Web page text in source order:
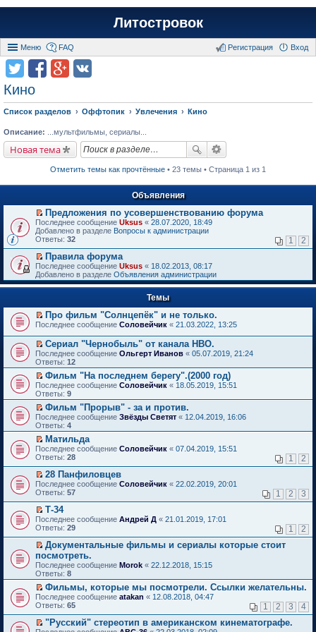
Литостровок
Меню FAQ Вход
Регистрация
Кино
Список разделов Оффтопик Увлечения Кино
Описание: ...мультфильмы, сериалы...
Новая тема
Отметить темы как прочтённые • 23 темы • Страница 1 из 1
Объявления
П
е
р
й
т
и
к
п
в
о
м
у
н
е
п
р
о
ч
и
т
а
н
н
о
м
у
с
о
о
б
е
н
и
ю
Предложения по усовершенствованию форума
Последнее сообщение Uksus « 28.07.2020, 18:49
Добавлено в разделе Вопросы к администрации
Ответы: 32 1 2
П
е
р
е
т
и
к
е
р
в
о
м
у
н
е
п
р
о
ч
и
т
а
н
н
о
м
у
с
о
о
щ
е
н
и
ю
Правила форума
Последнее сообщение Uksus « 18.02.2013, 08:17
Добавлено в разделе Объявления администрации
Темы
П
р
е
й
т
и
п
е
р
в
о
м
у
н
е
п
р
о
ч
и
т
а
н
о
м
у
с
о
о
щ
е
н
Про фильм "Солнцепёк" и не только.
Последнее сообщение Соловейчик « 21.03.2022, 13:25
П
е
р
е
й
т
и
к
п
е
р
в
о
м
у
н
е
п
р
ч
и
т
а
н
н
о
м
у
с
о
о
б
щ
Сериал "Чернобыль" от канала HBO.
Последнее сообщение Ольгерт Иванов « 05.07.2019, 21:24
Ответы: 12
П
е
р
е
й
т
и
к
п
е
р
в
о
м
у
н
е
п
р
о
ч
и
т
а
н
н
о
у
Фильм "На последнем берегу".(2000 год)
Последнее сообщение Соловейчик « 18.05.2019, 15:51
Ответы: 9
П
е
р
е
й
т
и
к
п
е
в
о
м
у
н
е
п
р
о
ч
и
т
а
н
Фильм "Прорыв" - за и против.
Последнее сообщение Звёзды Светят « 12.04.2019, 16:06
Ответы: 4
П
е
е
й
т
и
к
е
р
в
о
м
у
н
е
п
р
о
ч
Матильда
Последнее сообщение Соловейчик « 07.04.2019, 15:51
Ответы: 28 1 2
П
е
е
т
и
к
п
е
р
в
о
м
у
н
е
28 Панфиловцев
Последнее сообщение Соловейчик « 22.02.2019, 20:01
Ответы: 57 1 2 3
П
е
е
й
т
и
к
п
р
в
о
Т-34
Последнее сообщение Андрей Д « 21.01.2019, 17:01
Ответы: 29 1 2
П
е
р
е
й
т
и
п
Документальные фильмы и сериалы которые стоит
посмотреть.
Последнее сообщение Morok « 22.12.2018, 15:15
Ответы: 8
П
е
е
Фильмы, которые мы посмотрели. Ссылки желательны.
Последнее сообщение atakan « 12.08.2018, 04:47
Ответы: 65 1 2 3 4
П
"Русский" стереотип в американском кинематографе.